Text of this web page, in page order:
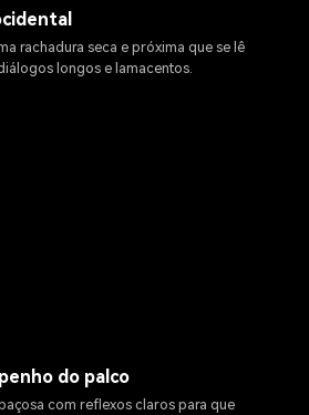
rachadura seca e próxima que se lê
longos e lamacentos.
do palco
com reflexos claros para que